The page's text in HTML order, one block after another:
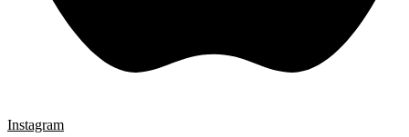
Instagram